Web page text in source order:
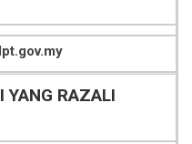
YANG RAZALI